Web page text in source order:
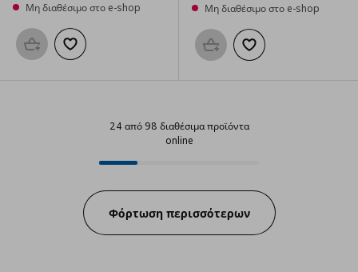
Μη διαθέσιμο στο e-shop
Προσθήκη στο καλάθι
Προσθήκη στα αγαπημένα
Μη διαθέσιμο στο e-shop
Προσθήκη στο καλάθι
Προσθήκη στα
24 από 98 διαθέσιμα προϊόντα
online
Progress:
Φόρτωση περισσότερων